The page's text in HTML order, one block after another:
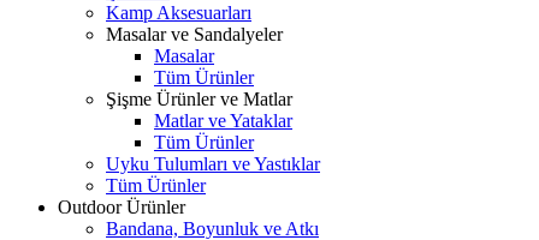
Kamp Aksesuarları
Masalar ve Sandalyeler
Masalar
Tüm Ürünler
Şişme Ürünler ve Matlar
Matlar ve Yataklar
Tüm Ürünler
Uyku Tulumları ve Yastıklar
Tüm Ürünler
Outdoor Ürünler
Bandana, Boyunluk ve Atkı